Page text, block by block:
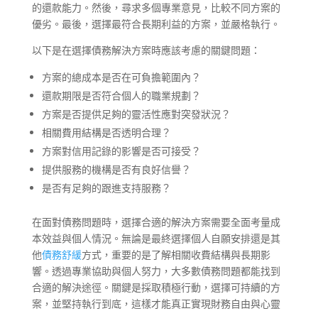
的還款能力。然後，尋求多個專業意見，比較不同方案的
優劣。最後，選擇最符合長期利益的方案，並嚴格執行。
以下是在選擇債務解決方案時應該考慮的關鍵問題：
方案的總成本是否在可負擔範圍內？
還款期限是否符合個人的職業規劃？
方案是否提供足夠的靈活性應對突發狀況？
相關費用結構是否透明合理？
方案對信用記錄的影響是否可接受？
提供服務的機構是否有良好信譽？
是否有足夠的跟進支持服務？
在面對債務問題時，選擇合適的解決方案需要全面考量成
本效益與個人情況。無論是最終選擇個人自願安排還是其
他債務舒緩方式，重要的是了解相關收費結構與長期影
響。透過專業協助與個人努力，大多數債務問題都能找到
合適的解決途徑。關鍵是採取積極行動，選擇可持續的方
案，並堅持執行到底，這樣才能真正實現財務自由與心靈